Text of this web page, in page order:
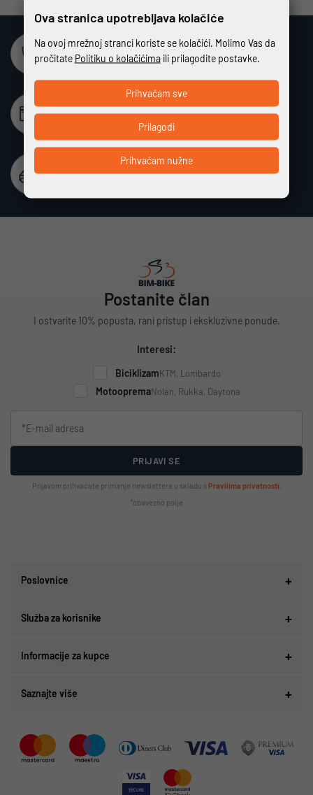
Sigurna online kupovina
Potpuno zaštićeno i sigurno plaćanje
Beskamatno plaćanje
Različiti način plaćanja na rate bez kamata
Postanite član
I ostvarite 10% popusta, rani pristup i ekskluzivne ponude.
Interesi:
BiciklizamKTM, Lombardo
MotoopremaNolan, Rukka, Daytona
PRIJAVI SE
Prijavom prihvaćate primanje newslettera u skladu s Pravilima privatnosti
*obavezno polje
Poslovnice
Služba za korisnike
Informacije za kupce
Saznajte više
Ova stranica upotrebljava kolačiće
Na ovoj mrežnoj stranci koriste se kolačići. Molimo Vas da
pročitate Politiku o kolačićimaili prilagodite postavke.
Prihvaćam nužne
Prilagodi
Prihvaćam sve